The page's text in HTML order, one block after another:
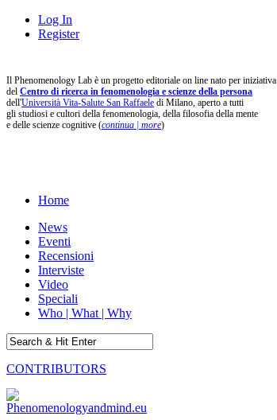
Log In
Register
Il Phenomenology Lab è un progetto editoriale on line nato per iniziativa
del Centro di ricerca in fenomenologia e scienze della persona
dell'Università Vita-Salute San Raffaele di Milano, aperto a tutti
gli studiosi e cultori della fenomenologia, della filosofia della mente
e delle scienze cognitive (continua | more)
Home
News
Eventi
Recensioni
Interviste
Video
Speciali
Who | What | Why
CONTRIBUTORS